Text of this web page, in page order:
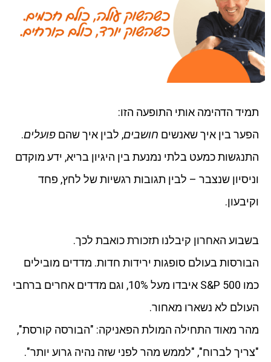
תמיד הדהימה אותי התופעה הזו:
הפער בין איך שאנשים חושבים, לבין איך שהם פועלים.
התנגשות כמעט בלתי נמנעת בין היגיון בריא, ידע מוקדם
וניסיון שנצבר – לבין תגובות רגשיות של לחץ, פחד
וקיבעון.
בשבוע האחרון קיבלנו תזכורת כואבת לכך.
הבורסות בעולם סופגות ירידות חדות. מדדים מובילים
כמו S&P 500 איבדו מעל 10%, וגם מדדים אחרים ברחבי
העולם לא נשארו מאחור.
מהר מאוד התחילה המולת הפאניקה: "הבורסה קורסת",
"צריך לברוח", "לממש מהר לפני שזה נהיה גרוע יותר".